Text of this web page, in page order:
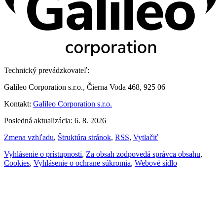
Technický prevádzkovateľ:
Galileo Corporation s.r.o., Čierna Voda 468, 925 06
Kontakt: Galileo Corporation s.r.o.
Posledná aktualizácia: 6. 8. 2026
Zmena vzhľadu, Štruktúra stránok, RSS, Vytlačiť
Vyhlásenie o prístupnosti, Za obsah zodpovedá správca obsahu,
Cookies, Vyhlásenie o ochrane súkromia, Webové sídlo